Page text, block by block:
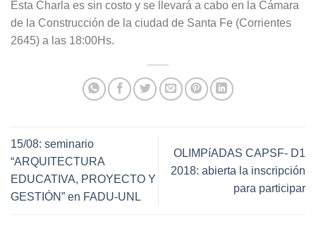
Esta Charla es sin costo y se llevará a cabo en la Cámara
de la Construcción de la ciudad de Santa Fe (Corrientes
2645) a las 18:00Hs.
15/08: seminario
“ARQUITECTURA
EDUCATIVA, PROYECTO Y
GESTIÓN” en FADU-UNL
OLIMPíADAS CAPSF- D1
2018: abierta la inscripción
para participar